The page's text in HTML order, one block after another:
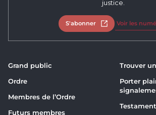
justice.
S'abonner Ouvrir dans un
Voir les
Grand public
Ordre
Membres de l’Ordre
Futurs membres
Trouver
Porter